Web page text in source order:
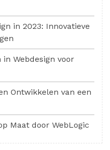
in 2023: Innovatieve
Webdesign voor
Ontwikkelen van een
Maat door WebLogic